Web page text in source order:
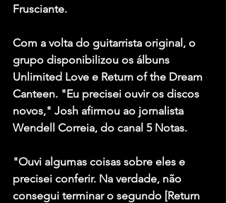
Frusciante.
Com a volta do guitarrista original, o
grupo disponibilizou os álbuns
Unlimited Love e Return of the Dream
Canteen. "Eu precisei ouvir os discos
novos," Josh afirmou ao jornalista
Wendell Correia, do canal 5 Notas.
"Ouvi algumas coisas sobre eles e
precisei conferir. Na verdade, não
consegui terminar o segundo [Return